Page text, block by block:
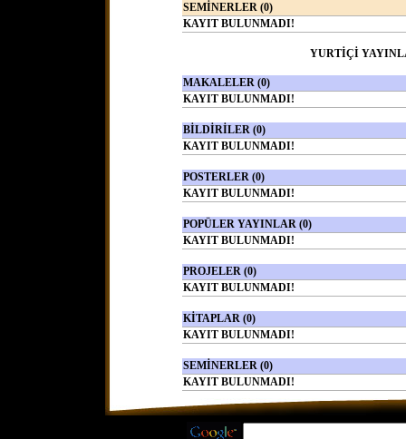
SEMİNERLER (0)
KAYIT BULUNMADI!
YURTİÇİ
MAKALELER (0)
KAYIT BULUNMADI!
BİLDİRİLER (0)
KAYIT BULUNMADI!
POSTERLER (0)
KAYIT BULUNMADI!
POPÜLER YAYINLAR (0)
KAYIT BULUNMADI!
PROJELER (0)
KAYIT BULUNMADI!
KİTAPLAR (0)
KAYIT BULUNMADI!
SEMİNERLER (0)
KAYIT BULUNMADI!